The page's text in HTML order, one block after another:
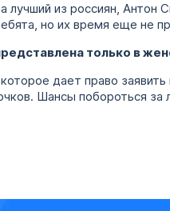
из россиян,
но их время еще не
только в
дает право заявить
Шансы побороться